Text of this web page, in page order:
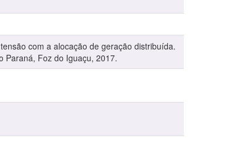
com a alocação de geração distribuída.
Paraná, Foz do Iguaçu, 2017.